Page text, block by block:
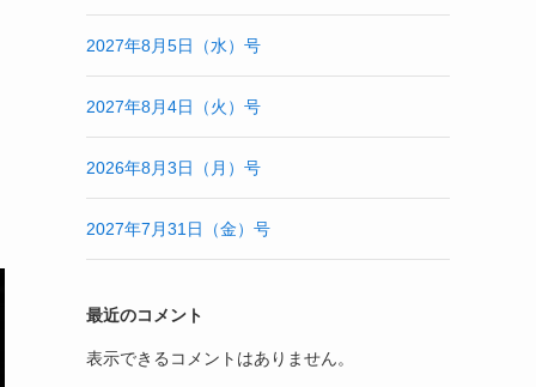
2027年8月5日（水）号
2027年8月4日（火）号
2026年8月3日（月）号
2027年7月31日（金）号
最近のコメント
表示できるコメントはありません。